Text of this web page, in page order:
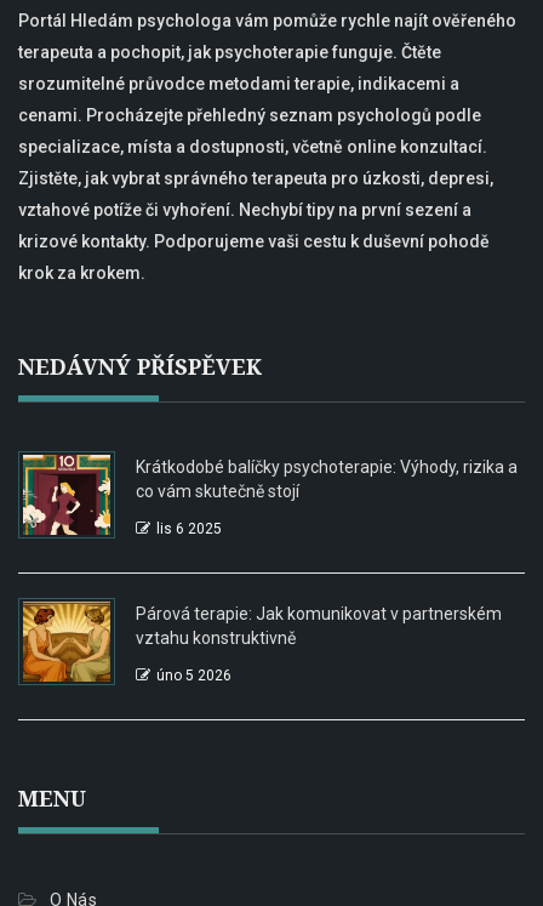
Portál Hledám psychologa vám pomůže rychle najít ověřeného
terapeuta a pochopit, jak psychoterapie funguje. Čtěte
srozumitelné průvodce metodami terapie, indikacemi a
cenami. Procházejte přehledný seznam psychologů podle
specializace, místa a dostupnosti, včetně online konzultací.
Zjistěte, jak vybrat správného terapeuta pro úzkosti, depresi,
vztahové potíže či vyhoření. Nechybí tipy na první sezení a
krizové kontakty. Podporujeme vaši cestu k duševní pohodě
krok za krokem.
NEDÁVNÝ PŘÍSPĚVEK
Krátkodobé balíčky psychoterapie: Výhody, rizika a
co vám skutečně stojí
lis 6 2025
Párová terapie: Jak komunikovat v partnerském
vztahu konstruktivně
úno 5 2026
MENU
O Nás